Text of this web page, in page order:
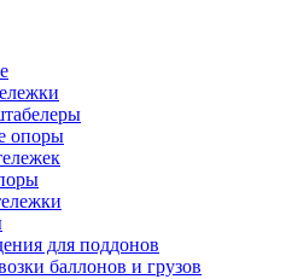
опоры
для поддонов
баллонов и грузов